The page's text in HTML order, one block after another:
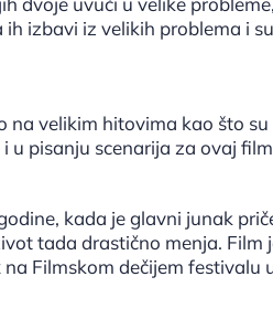
izbavi iz velikih problema i
velikim hitovima kao što su
i u pisanju scenarija za ovaj
kada je glavni junak
tada drastično menja.
Filmskom dečijem festivalu